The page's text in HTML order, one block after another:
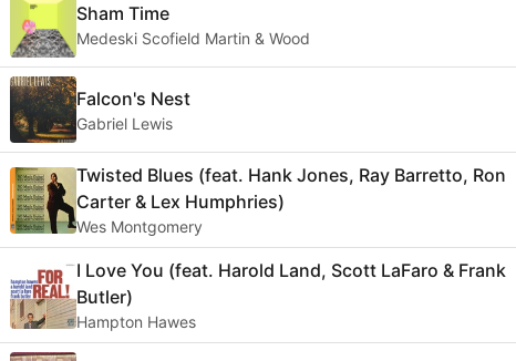
Sham Time
Medeski Scofield Martin & Wood
Falcon's Nest
Gabriel Lewis
Twisted Blues (feat. Hank Jones, Ray Barretto, Ron
Carter & Lex Humphries)
Wes Montgomery
I Love You (feat. Harold Land, Scott LaFaro & Frank
Butler)
Hampton Hawes